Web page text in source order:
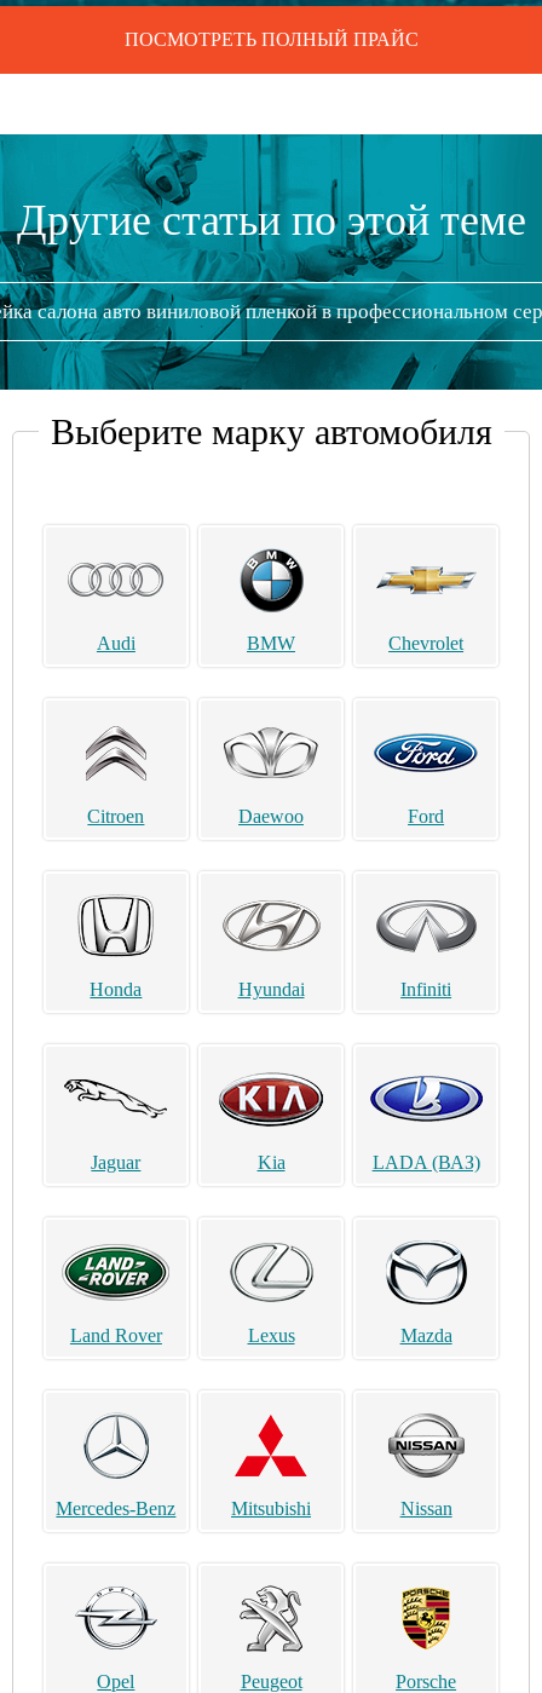
ПОСМОТРЕТЬ ПОЛНЫЙ ПРАЙС
Другие статьи по этой теме
салона авто виниловой пленкой в профессиональном
Выберите марку автомобиля
Audi BMW Chevrolet
Citroen Daewoo Ford
Honda Hyundai Infiniti
Jaguar Kia LADA (ВАЗ)
Land Rover Lexus Mazda
Mercedes-Benz Mitsubishi Nissan
Opel Peugeot Porsche